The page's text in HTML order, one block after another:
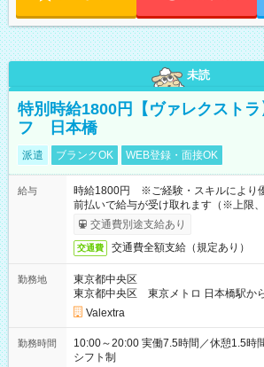
未読
特別時給1800円【ヴァレクスト
フ 日本橋
派遣 ブランクOK WEB登録・面接OK
給与
時給1800円 ※ご経験・スキルにより
前払いで給与が受け取れます（※上限、
交通費別途支給あり
交通費 交通費全額支給（規定あり）
勤務地
東京都中央区
東京都中央区 東京メトロ 日本橋駅か
Valextra
勤務時間
10:00～20:00 実働7.5時間／休憩1.5時間 営業時間に合わせた
シフト制